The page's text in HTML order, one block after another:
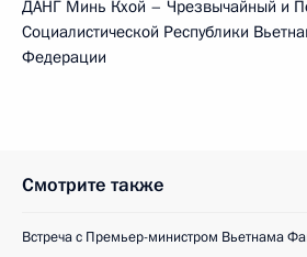
ДАНГ Минь Кхой – Чрезвычайный и
Социалистической Республики
Федерации
Смотрите также
Встреча с Премьер-министром Вьетнама